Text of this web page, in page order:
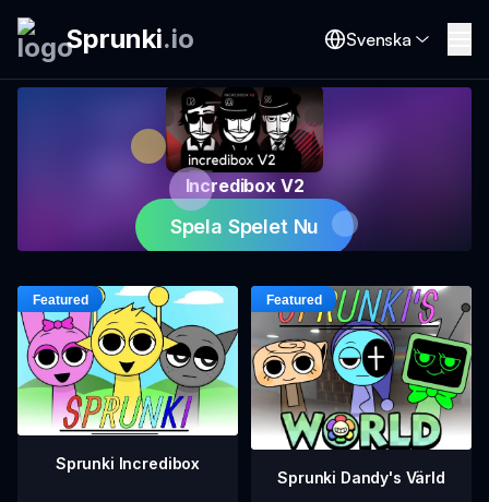
Sprunki.io Svenska
Incredibox V2
Spela Spelet Nu
Sprunki Incredibox
Sprunki Dandy's Värld